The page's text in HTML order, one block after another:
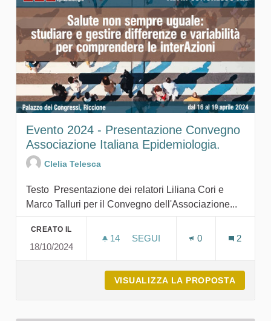
Evento 2024 - Presentazione Convegno
Associazione Italiana Epidemiologia.
Clelia Telesca
Testo Presentazione dei relatori Liliana Cori e
Marco Talluri per il Convegno dell'Associazione...
CREATO IL
18/10/2024
14 14 SOSTENITORI
SEGUI
0 2
VISUALIZZA LA PROPOSTA